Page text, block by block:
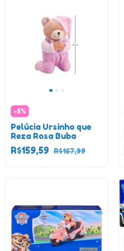
-5%
Pelúcia Ursinho que
Reza Rosa Buba
R$159,59 R$167,99